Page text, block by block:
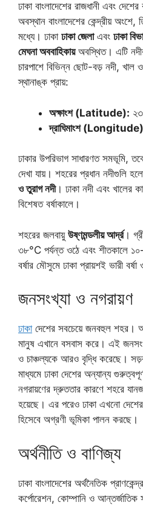
ঢাকা বাংলাদেশের রাজধানী এবং
অবস্থান বাংলাদেশের কেন্দ্রীয় অংশে,
মধ্যে। ঢাকা ঢাকা জেলাএবং ঢাকা
মেঘনা অববাহিকায়অবস্থিত। এটি
চারপাশে বিভিন্ন ছোট-বড় নদী,
স্থানাঙ্ক প্রায়:
অক্ষাংশ (Latitude):
দ্রাঘিমাংশ
ঢাকার উপরিভাগ সাধারণত সমভূমি,
দেখা যায়। শহরের প্রধান নদীগুলি
ও তুরাগ নদী। ঢাকা নদী এবং খালের
বিশেষত বর্ষাকালে।
শহরের জলবায়ু উষ্ণমন্ডলীয় আর্দ্র।
৩৮°C পর্যন্ত ওঠে এবং শীতকালে
বর্ষার মৌসুমে ঢাকা প্রায়শই ভারী
জনসংখ্যা ও নগরায়ণ
ঢাকাদেশের সবচেয়ে জনবহুল শহর।
মানুষ এখানে বসবাস করে। এই
ও চাঞ্চল্যকে আরও বৃদ্ধি করেছে।
মাধ্যমে ঢাকা দেশের অন্যান্য
নগরায়ণের দ্রুততার কারণে শহরে
হয়েছে। এর পরেও ঢাকা এখনো দেশের
হিসেবে অগ্রণী ভূমিকা পালন করছে।
অর্থনীতি ও বাণিজ্য
ঢাকা বাংলাদেশের অর্থনৈতিক
কর্পোরেশন, কোম্পানি ও